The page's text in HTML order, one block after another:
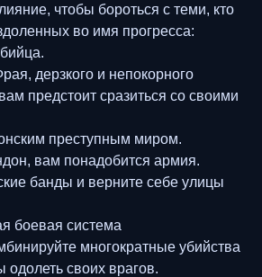
чтобы бороться с теми, кто
во имя прогресса:
дерзкого и непокорного
предстоит сразиться со своими
преступным миром.
вам понадобится армия.
банды и верните себе улицы
боевая система
многократные убийства
одолеть своих врагов.